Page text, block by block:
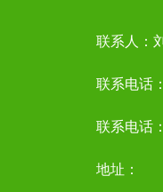
联系人：
联系电话
联系电话
地址：